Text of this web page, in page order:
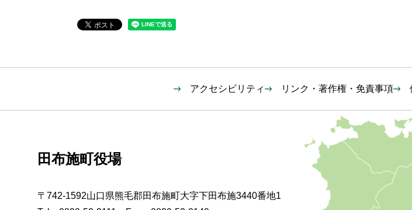
アクセシビリティ リンク・著作権・免責事項
田布施町役場
〒742-1592山口県熊毛郡田布施町大字下田布施3440番地1